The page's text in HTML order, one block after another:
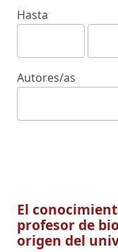
Hasta
Autores/as
El
profesor de
origen del